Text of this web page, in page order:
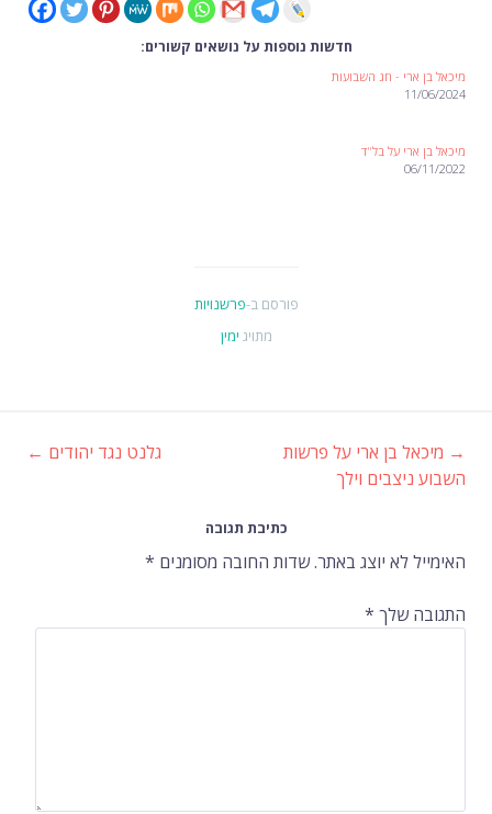
חדשות נוספות על נושאים קשורים:
מיכאל בן ארי - חג השבועות
11/06/2024
מיכאל בן ארי על בל"ד
06/11/2022
פורסם ב-פרשנויות
מתויג ימין
ניווט
ברשומות
→ מיכאל בן ארי על פרשות
השבוע ניצבים וילך
גלנט נגד יהודים ←
כתיבת תגובה
האימייל לא יוצג באתר.שדות החובה מסומנים *
התגובה שלך *